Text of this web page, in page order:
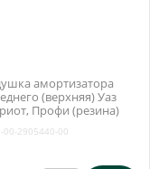
амортизатора
(верхняя) Уаз
Профи (резина)
00-2905440-00